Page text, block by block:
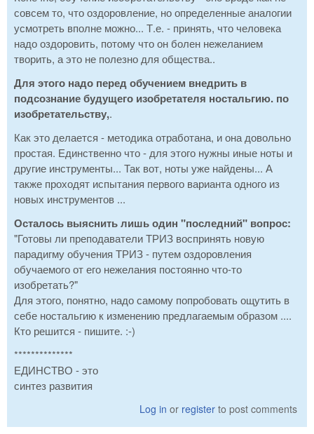
совсем то, что оздоровление, но определенные аналогии
усмотреть вполне можно... Т.е. - принять, что человека
надо оздоровить, потому что он болен нежеланием
творить, а это не полезно для общества..
Для этого надо перед обучением внедрить в
подсознание будущего изобретателя ностальгию. по
изобретательству,.
Как это делается - методика отработана, и она довольно
простая. Единственно что - для этого нужны иные ноты и
другие инструменты... Так вот, ноты уже найдены... А
также проходят испытания первого варианта одного из
новых инструментов ...
Осталось выяснить лишь один "последний" вопрос:
"Готовы ли преподаватели ТРИЗ воспринять новую
парадигму обучения ТРИЗ - путем оздоровления
обучаемого от его нежелания постоянно что-то
изобретать?"
Для этого, понятно, надо самому попробовать ощутить в
себе ностальгию к изменению предлагаемым образом ....
Кто решится - пишите. :-)
**************
ЕДИНСТВО - это
синтез развития
Log in or register to post comments